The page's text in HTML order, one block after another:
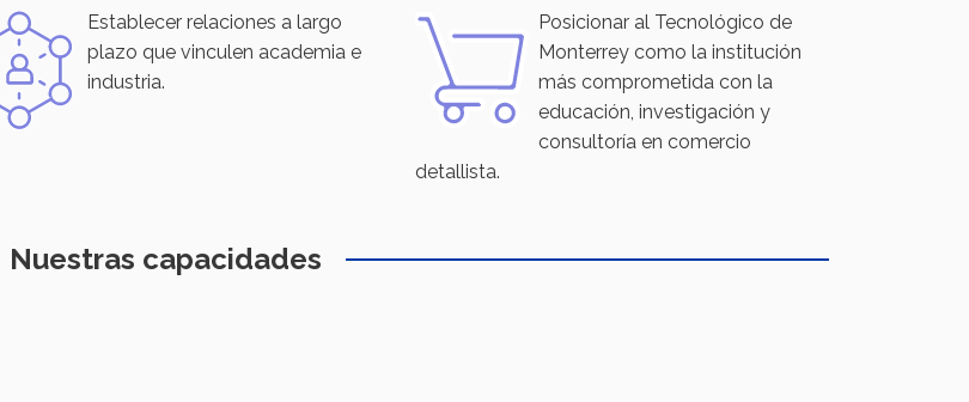
Establecer relaciones a largo
plazo que vinculen academia e
industria.
Posicionar al Tecnológico de
Monterrey como la institución
más comprometida con la
educación, investigación y
consultoría en comercio
detallista.
Nuestras capacidades